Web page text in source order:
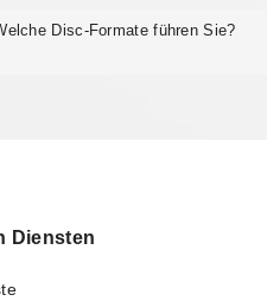
Disc-Formate führen Sie?
Diensten